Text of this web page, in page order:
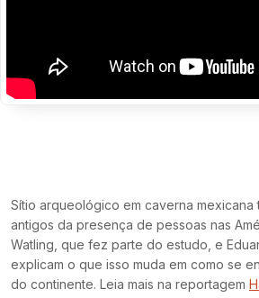
Sítio arqueológico em caverna mexicana
antigos da presença de pessoas nas
Watling, que fez parte do estudo, e
explicam o que isso muda em como se
do continente. Leia mais na reportagem